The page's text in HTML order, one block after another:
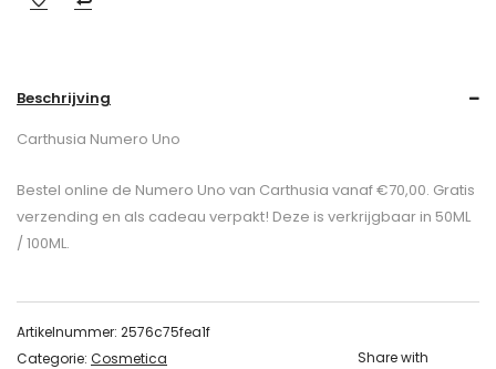
Beschrijving
Carthusia Numero Uno
Bestel online de Numero Uno van Carthusia vanaf €70,00. Gratis
verzending en als cadeau verpakt! Deze is verkrijgbaar in 50ML
/ 100ML.
Artikelnummer: 2576c75fea1f
Categorie: Cosmetica
Share with